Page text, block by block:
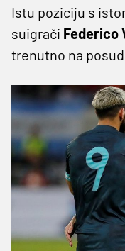
Istu poziciju s
suigrači Federico
trenutno na